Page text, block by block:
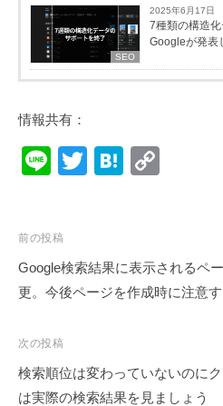
SEO
2025年6月17日
7種類の構造
Googleが発表
情報共有：
Li
T
H
a
Li
n
投
稿
ナ
ゲ
ー
シ
前の投稿
Google検索結果に表示されるペ
更。今後ページを作成時に注意す
次の投稿
検索順位は変わっていないのに
は実際の検索結果を見ましょう